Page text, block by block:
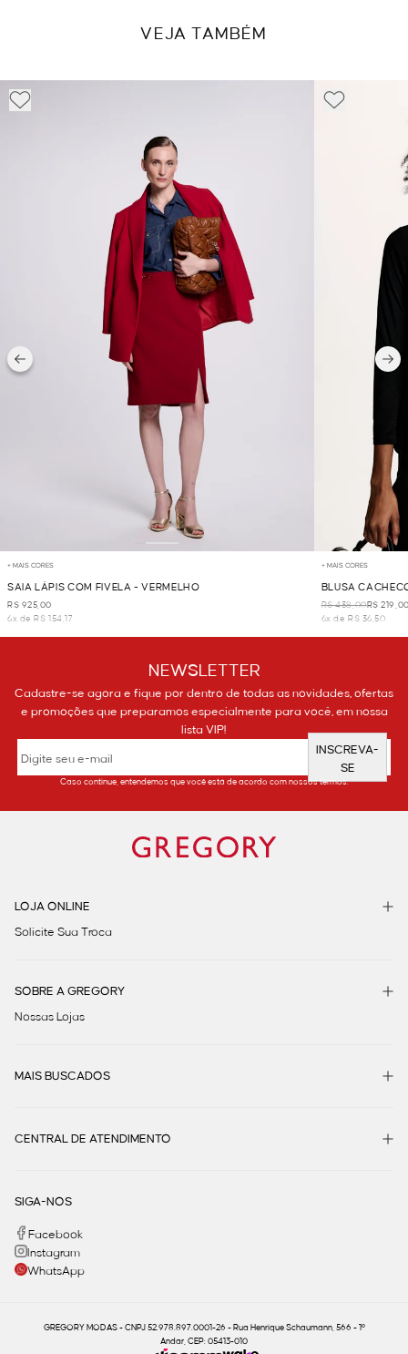
VEJA TAMBÉM
+ MAIS CORES
SAIA LÁPIS COM FIVELA - VERMELHO
R$ 925,00
6x de R$ 154,17
+ MAIS CORES
BLUSA
R$ 438,00R$
6x de R$ 36,50
NEWSLETTER
Cadastre-se agora e fique por dentro de todas as novidades, ofertas
e promoções que preparamos especialmente para você, em nossa
lista VIP!
INSCREVA-
SE
Caso continue, entendemos que você está de acordo com nossos termos.
LOJA ONLINE
Solicite Sua Troca
SOBRE A GREGORY
Nossas Lojas
MAIS BUSCADOS
CENTRAL DE ATENDIMENTO
SIGA-NOS
Facebook
Instagram
WhatsApp
GREGORY MODAS - CNPJ 52.978.897.0001-26 - Rua Henrique Schaumann, 566 - 1º
Andar, CEP: 05413-010